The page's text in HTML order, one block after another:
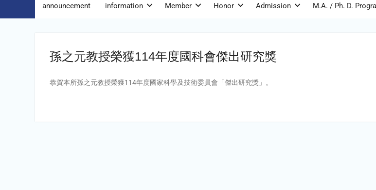
announcement information Member Honor Admission M.A. / Ph. D.
孫之元教授榮獲114年度國科會傑出研究獎
恭賀本所孫之元教授榮獲114年度國家科學及技術委員會「傑出研究獎」。